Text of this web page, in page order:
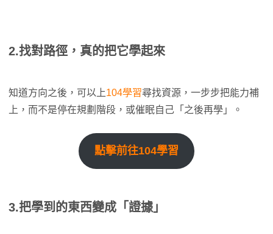
2.找對路徑，真的把它學起來
知道方向之後，可以上104學習尋找資源，一步步把能力補
上，而不是停在規劃階段，或催眠自己「之後再學」。
點擊前往104學習
3.把學到的東西變成「證據」